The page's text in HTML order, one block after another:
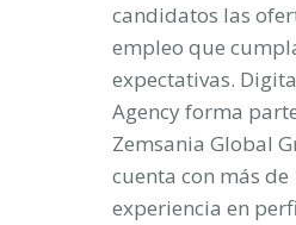
candidatos las
empleo que
expectativas.
Agency forma
Zemsania Global
cuenta con más de
experiencia en